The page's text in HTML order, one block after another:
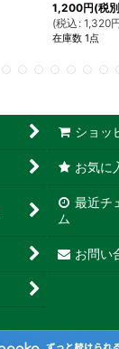
1,200円(税
(税込 : 1,320
在庫数 1点
ショッ
お気に
最近チ
ム
お問い